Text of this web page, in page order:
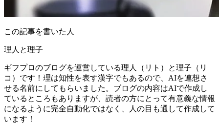
この記事を書いた人
理人と理子
ギフプロのブログを運営している理人（リト）と理子（リ
コ）です！理は知性を表す漢字でもあるので、AIを連想さ
せる名前にしてもらいました。ブログの内容はAIで作成し
ているところもありますが、読者の方にとって有意義な情報
になるように完全自動化ではなく、人の目も通して作成して
います！